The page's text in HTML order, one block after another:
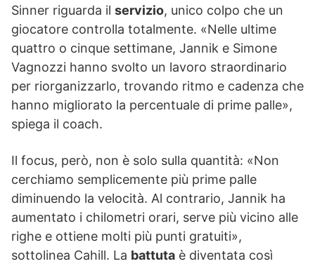
Sinner riguarda il servizio, unico colpo che un
giocatore controlla totalmente. «Nelle ultime
quattro o cinque settimane, Jannik e Simone
Vagnozzi hanno svolto un lavoro straordinario
per riorganizzarlo, trovando ritmo e cadenza che
hanno migliorato la percentuale di prime palle»,
spiega il coach.
Il focus, però, non è solo sulla quantità: «Non
cerchiamo semplicemente più prime palle
diminuendo la velocità. Al contrario, Jannik ha
aumentato i chilometri orari, serve più vicino alle
righe e ottiene molti più punti gratuiti»,
sottolinea Cahill. La battuta è diventata così